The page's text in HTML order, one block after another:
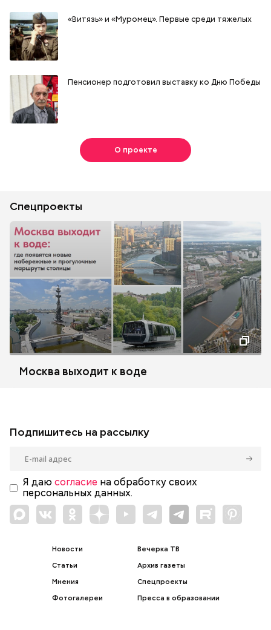
«Витязь» и «Муромец». Первые среди тяжелых
Пенсионер подготовил выставку ко Дню Победы
О проекте
Спецпроекты
Москва выходит к воде
Подпишитесь на рассылку
Я даю согласие на обработку своих
персональных данных.
Новости
Статьи
Мнения
Фотогалереи
Вечерка ТВ
Архив газеты
Спецпроекты
Пресса в образовании